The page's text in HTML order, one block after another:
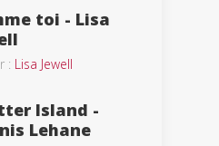
toi - Lisa
: Lisa Jewell
Island -
Lehane